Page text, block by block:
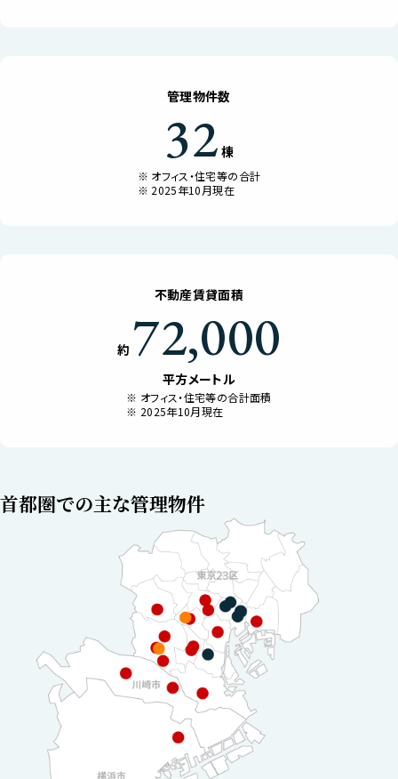
管理物件数
32 棟
オフィス・住宅等の合計
2025年10月現在
不動産賃貸面積
約 72,000
平方メートル
オフィス・住宅等の合計面積
2025年10月現在
首都圏での主な管理物件